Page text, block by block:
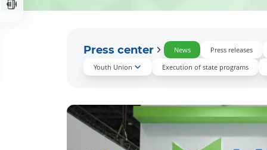
Press center News
Press releases
Youth Union
Execution of state programs